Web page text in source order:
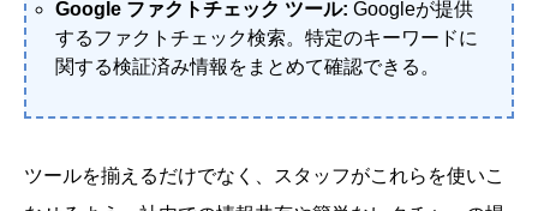
Google ファクトチェック ツール: Googleが提供
するファクトチェック検索。特定のキーワードに
関する検証済み情報をまとめて確認できる。
ツールを揃えるだけでなく、スタッフがこれらを使いこ